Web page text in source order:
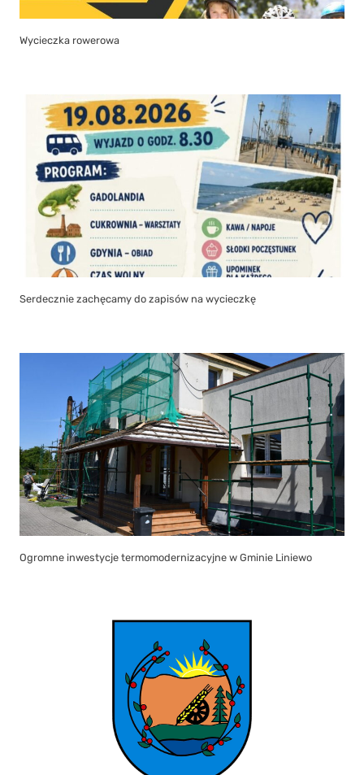
Wycieczka rowerowa
Serdecznie zachęcamy do zapisów na wycieczkę
Ogromne inwestycje termomodernizacyjne w Gminie Liniewo